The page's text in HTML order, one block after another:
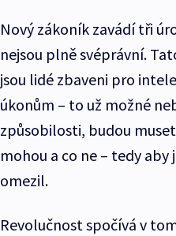
Nový zákoník zavádí tři
nejsou plně svéprávní.
jsou lidé zbaveni pro
úkonům – to už možné
způsobilosti, budou
mohou a co ne – tedy
omezil.
Revolučnost spočívá v